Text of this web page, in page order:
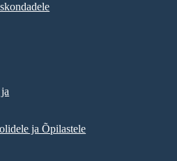
ja Õpilastele